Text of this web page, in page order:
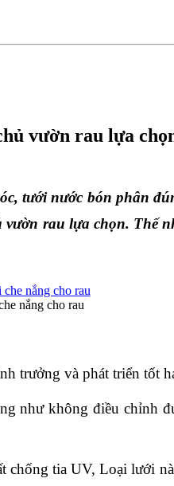
vườn rau lựa
tưới nước bón phân
rau lựa chọn. Thế
nắng cho rau
trưởng và phát triển tốt
như không điều chỉnh
tia UV, Loại lưới